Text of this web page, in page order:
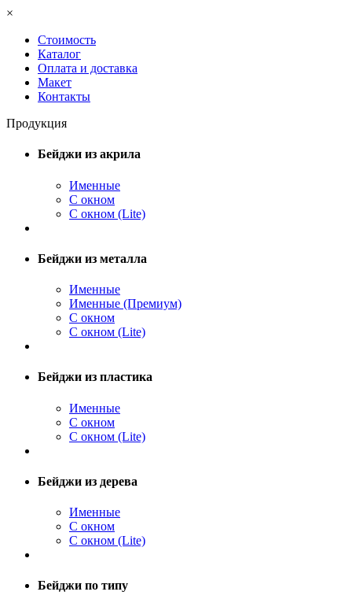
×
Стоимость
Каталог
Оплата и доставка
Макет
Контакты
Продукция
Бейджи из акрила
Именные
С окном
С окном (Lite)
Бейджи из металла
Именные
Именные (Премиум)
С окном
С окном (Lite)
Бейджи из пластика
Именные
С окном
С окном (Lite)
Бейджи из дерева
Именные
С окном
С окном (Lite)
Бейджи по типу